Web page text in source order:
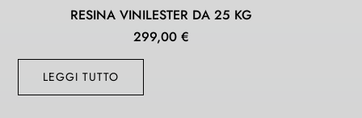
RESINA VINILESTER DA 25 KG
299,00 €
LEGGI TUTTO